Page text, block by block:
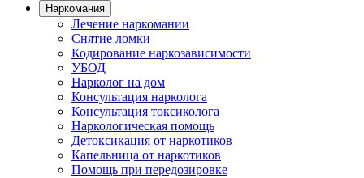
Наркомания
Лечение наркомании
Снятие ломки
Кодирование наркозависимости
УБОД
Нарколог на дом
Консультация нарколога
Консультация токсиколога
Наркологическая помощь
Детоксикация от наркотиков
Капельница от наркотиков
Помощь при передозировке